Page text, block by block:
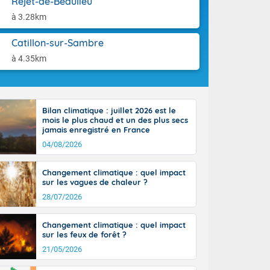
à 3.28km
Catillon-sur-Sambre
à 4.35km
jusque
la Corse.
Pyrénées,
marge de
En soirée,
22 à 24,
sur le
hors côtes
38 ou 39
Bilan climatique : juillet 2026 est le
mois le plus chaud et un des plus secs
jamais enregistré en France
04/08/2026
Changement climatique : quel impact
sur les vagues de chaleur ?
28/07/2026
Changement climatique : quel impact
sur les feux de forêt ?
21/05/2026